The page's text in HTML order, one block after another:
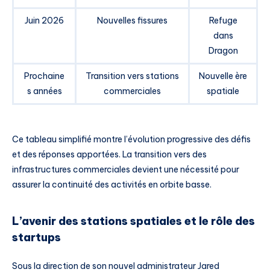
Juin 2026 Nouvelles fissures
Refuge
dans
Dragon
Prochaine
s années
Transition vers stations
commerciales
Nouvelle ère
spatiale
Ce tableau simplifié montre l’évolution progressive des défis
et des réponses apportées. La transition vers des
infrastructures commerciales devient une nécessité pour
assurer la continuité des activités en orbite basse.
L’avenir des stations spatiales et le rôle des
startups
Sous la direction de son nouvel administrateur Jared